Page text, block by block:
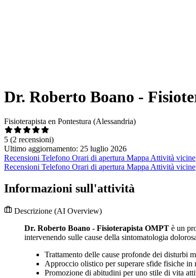
Dr. Roberto Boano -
Fisioterapista en Pontestura (Alessandria)
5 (2 recensioni)
Ultimo aggiornamento: 25 luglio 2026
Recensioni Telefono Orari di apertura Mappa Attività vicine
Recensioni Telefono Orari di apertura Mappa Attività vicine
Informazioni sull'attività
Descrizione (AI Overview)
Dr. Roberto Boano - Fisioterapista OMPT è un
intervenendo sulle cause della sintomatologia
Trattamento delle cause profonde dei disturbi
Approccio olistico per superare sfide fisiche in
Promozione di abitudini per uno stile di vita